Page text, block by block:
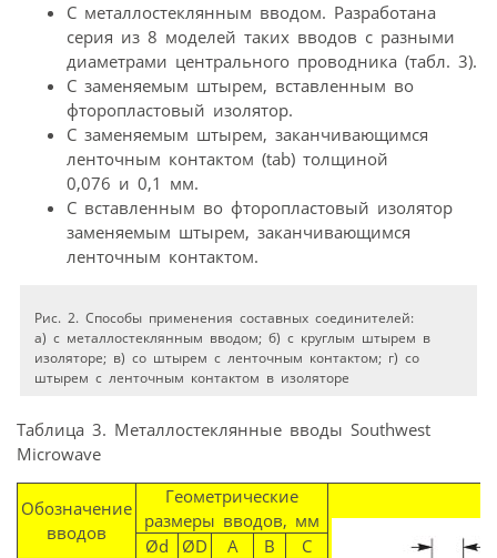
С металлостеклянным вводом. Разработана
серия из 8 моделей таких вводов с разными
диаметрами центрального проводника (табл. 3).
С заменяемым штырем, вставленным во
фторопластовый изолятор.
С заменяемым штырем, заканчивающимся
ленточным контактом (tab) толщиной
0,076 и 0,1 мм.
С вставленным во фторопластовый изолятор
заменяемым штырем, заканчивающимся
ленточным контактом.
Рис. 2. Способы применения составных соединителей:
а) c металлостеклянным вводом; б) с круглым штырем в
изоляторе; в) со штырем с ленточным контактом; г) со
штырем с ленточным контактом в изоляторе
Таблица 3. Металлостеклянные вводы Southwest
Microwave
Обозначение
вводов
Геометрические
размеры вводов, мм
Ød
ØD A B
C